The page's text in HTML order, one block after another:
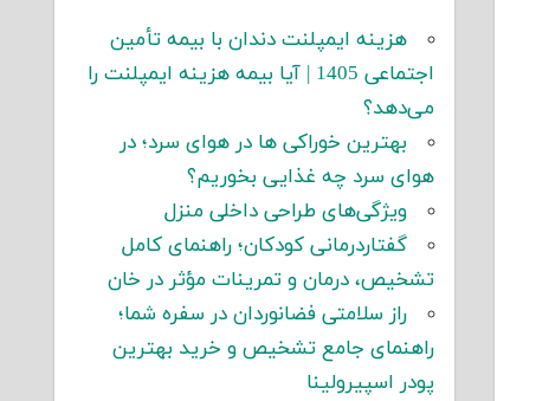
هزینه ایمپلنت دندان با بیمه تأمین
اجتماعی 1405 | آیا بیمه هزینه ایمپلنت را
می‌دهد؟
بهترین خوراکی ها در هوای سرد؛ در
هوای سرد چه غذایی بخوریم؟
ویژگی‌های طراحی داخلی منزل
گفتاردرمانی کودکان؛ راهنمای کامل
تشخیص، درمان و تمرینات مؤثر در خان
راز سلامتی فضانوردان در سفره شما؛
راهنمای جامع تشخیص و خرید بهترین
پودر اسپیرولینا